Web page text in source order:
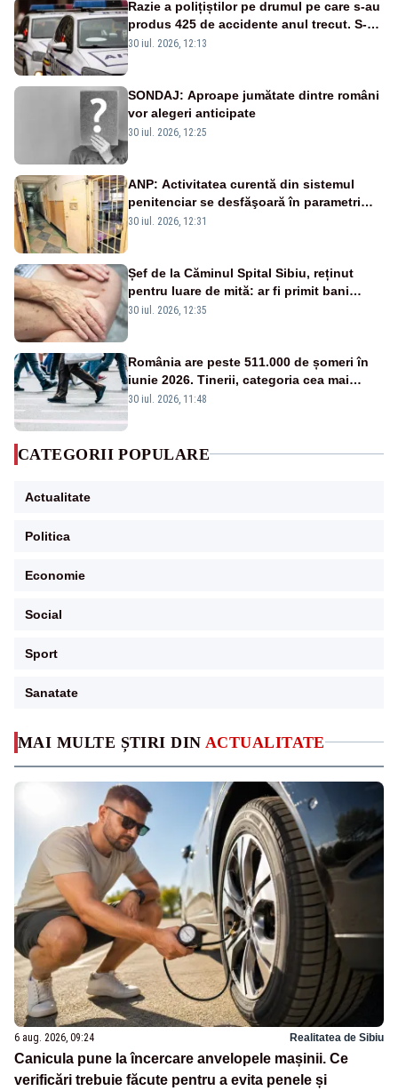
MAI MULTE ȘTIRI DIN ACTUALITATE
6 aug. 2026, 09:24 Realitatea de Sibiu
Canicula pune la încercare anvelopele mașinii. Ce
verificări trebuie făcute pentru a evita penele și
Razie a polițiștilor pe drumul pe care s-au
produs 425 de accidente anul trecut. S-au
dat aproape 200 de amenzi
30 iul. 2026, 12:13
SONDAJ: Aproape jumătate dintre români
vor alegeri anticipate
30 iul. 2026, 12:25
ANP: Activitatea curentă din sistemul
penitenciar se desfăşoară în parametri
normali
30 iul. 2026, 12:31
Șef de la Căminul Spital Sibiu, reținut
pentru luare de mită: ar fi primit bani
pentru internarea mai rapidă a
30 iul. 2026, 12:35
România are peste 511.000 de șomeri în
iunie 2026. Tinerii, categoria cea mai
afectată
30 iul. 2026, 11:48
CATEGORII POPULARE
Actualitate
Politica
Economie
Social
Sport
Sanatate